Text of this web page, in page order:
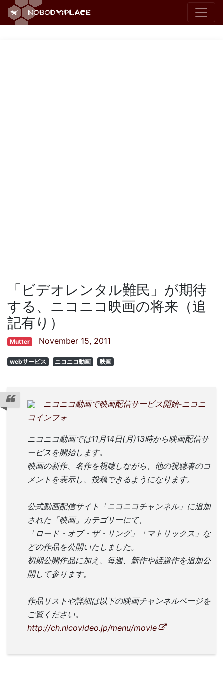
「ビデオレンタル難民」が期待
する、ニコニコ映画の将来（追
記有り）
Mutter November 15, 2011
webサービス ニコニコ動画 映画
ニコニコ動画で映画配信サービス開始‐ニコニ
コインフォ
ニコニコ動画では11月14日(月)13時から映画配信サ
ービスを開始します。
映画の新作、名作を視聴しながら、他の視聴者のコ
メントを表示し、投稿できるようになります。
公式動画配信サイト「ニコニコチャンネル」に追加
された「映画」カテゴリーにて、
「ロード・オブ・ザ・リング」「マトリックス」な
どの作品を公開いたしました。
初期公開作品に加え、毎週、新作や話題作を追加公
開して参ります。
作品リストや詳細は以下の映画チャンネルページを
ご覧ください。
http://ch.nicovideo.jp/menu/movie